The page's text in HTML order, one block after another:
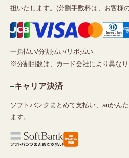
担いたします。(分割手数料は、お客様
一括払い/分割払い/リボ払い
※分割回数は、カード会社により異なり
キャリア決済
ソフトバンクまとめて支払い、auかん
ます。